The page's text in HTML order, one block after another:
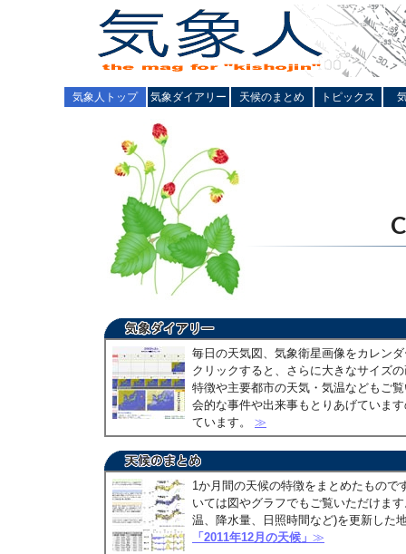
気象人トップ 気象ダイアリー 天候のまとめ トピックス
毎日の天気図、気象衛星画像をカレン
クリックすると、さらに大きなサイズ
特徴や主要都市の天気・気温などもご
会的な事件や出来事もとりあげていま
ています。 ≫
1か月間の天候の特徴をまとめたもので
いては図やグラフでもご覧いただけま
温、降水量、日照時間など)を更新した
「2011年12月の天候」 ≫